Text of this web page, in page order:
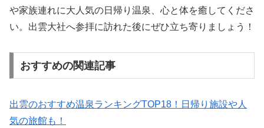
や家族連れに大人気の日帰り温泉、心と体を癒してくださ
い。出雲大社へ参拝に訪れた後にぜひ立ち寄りましょう！
おすすめの関連記事
出雲のおすすめ温泉ランキングTOP18！日帰り施設や人
気の旅館も！